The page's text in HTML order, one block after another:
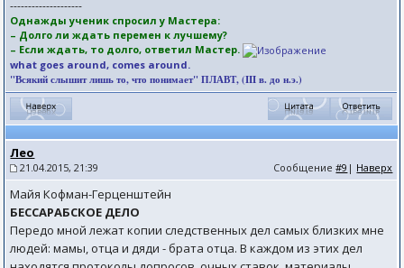
--------------------
Однажды ученик спросил у Мастера:
– Долго ли ждать перемен к лучшему?
– Если ждать, то долго, ответил Мастер.
what goes around, comes around.
"Всякий слышит лишь то, что понимает" ПЛАВТ, (III в. до н.э.)
Лео
21.04.2015, 21:39 Сообщение#9 | Наверх
Майя Кофман-Герценштейн
БЕССАРАБСКОЕ ДЕЛО
Передо мной лежат копии следственных дел самых близких мне
людей: мамы, отца и дяди - брата отца. В каждом из этих дел